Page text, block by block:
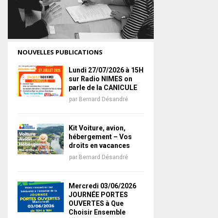
NOUVELLES PUBLICATIONS
Lundi 27/07/2026 à 15H
sur Radio NIMES on
parle de la CANICULE
par Bernard Désandré
Kit Voiture, avion,
hébergement – Vos
droits en vacances
par Bernard Désandré
Mercredi 03/06/2026
JOURNÉE PORTES
OUVERTES à Que
Choisir Ensemble